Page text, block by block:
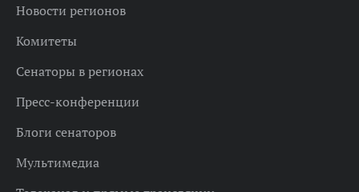
Новости регионов
Комитеты
Сенаторы в регионах
Пресс-конференции
Блоги сенаторов
Мультимедиа